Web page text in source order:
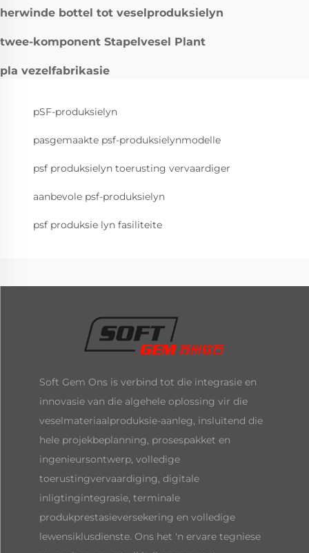
herwinde bottel tot veselproduksielyn
twee-komponent Stapelvesel Plant
pla vezelfabrikasie
pSF-produksielyn
pasgemaakte psf-produksielynmodelle
psf produksielyn toerusting vervaardiger
aanbevole psf-produksielyn
psf produksie lyn fasiliteite
Soft Gem Ons is verbind tot die integrasie en
innovasie van die algehele oplossing vir die
veselmateriaalproduksie-aanleg, insluitend die
hele projekbeplanning, prosespakket en
ingenieursontwerp, volledige
toerustingvervaardiging, digitale
inligtingintegrasie, terminale
produkprestasieversekering en volledige
lewensiklusdienste. Ons het 'n ervare tegniese